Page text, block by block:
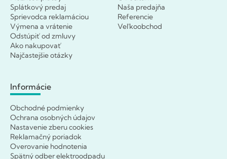
Splátkový predaj
Sprievodca reklamáciou
Výmena a vrátenie
Odstúpiť od zmluvy
Ako nakupovať
Najčastejšie otázky
Naša predajňa
Referencie
Veľkoobchod
Informácie
Obchodné podmienky
Ochrana osobných údajov
Nastavenie zberu cookies
Reklamačný poriadok
Overovanie hodnotenia
Spätný odber elektroodpadu